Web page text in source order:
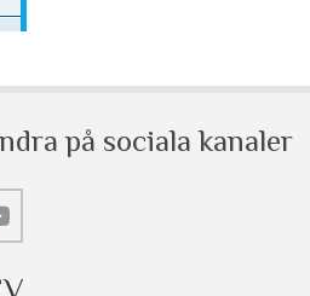
på sociala kanaler